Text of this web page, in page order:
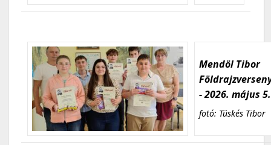
Mendöl Tibor
- 2026. május 5.
fotó: Tüskés Tibor